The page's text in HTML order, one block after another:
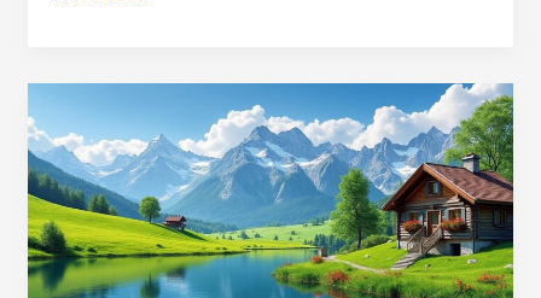
fonctionnement,
astuces
et
conseils
pour
bien
débuter